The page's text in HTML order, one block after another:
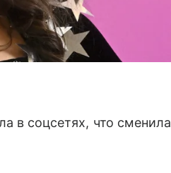
в соцсетях, что сменила